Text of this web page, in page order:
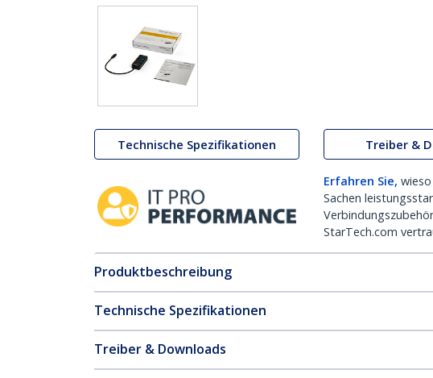
Technische Spezifikationen Treiber &
Erfahren Sie,
Sachen
StarTech.com
Produktbeschreibung
Technische Spezifikationen
Treiber & Downloads